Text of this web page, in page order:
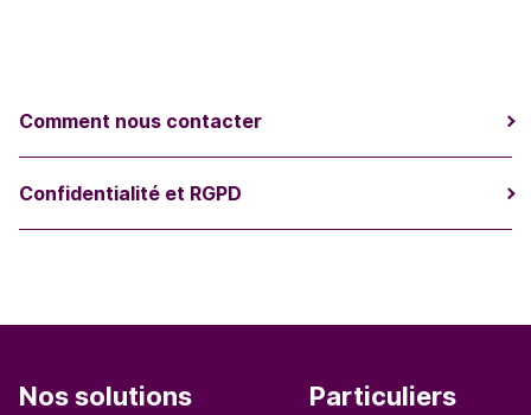
Comment nous contacter
Confidentialité et RGPD
Nos solutions Particuliers